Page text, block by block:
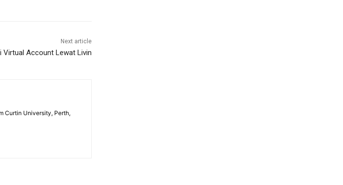
Next article
Virtual Account Lewat Livin
Curtin University, Perth,